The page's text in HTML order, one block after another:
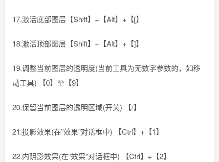
17.激活底部图层【Shift】+【Alt】+【[】
18.激活顶部图层【Shift】+【Alt】+【]】
19.调整当前图层的透明度(当前工具为无数字参数的，如移
动工具) 【0】至【9】
20.保留当前图层的透明区域(开关) 【/】
21.投影效果(在”效果”对话框中) 【Ctrl】+【1】
22.内阴影效果(在”效果”对话框中) 【Ctrl】+【2】